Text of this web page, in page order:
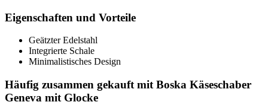
Eigenschaften und Vorteile
Geätzter Edelstahl
Integrierte Schale
Minimalistisches Design
Häufig zusammen gekauft mit Boska Käseschaber
Geneva mit Glocke